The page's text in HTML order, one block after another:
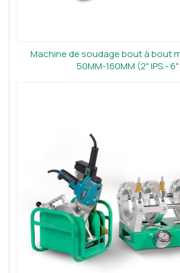
Machine de soudage bout à bout
50MM-160MM (2" IPS - 6"